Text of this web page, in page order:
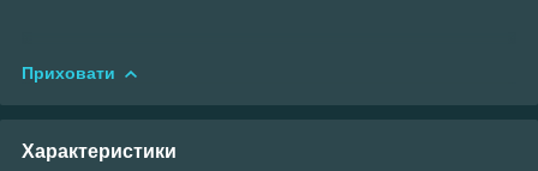
Приховати
Характеристики